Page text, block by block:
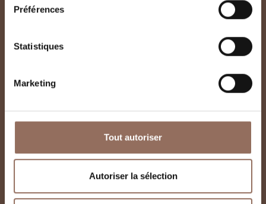
Préférences
Statistiques
Marketing
Tout autoriser
Autoriser la sélection